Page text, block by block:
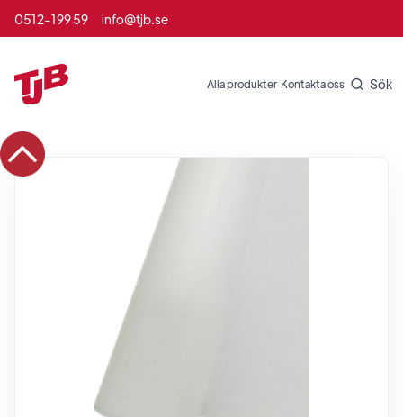
0512-199 59 info@tjb.se
Alla produkter Kontakta oss Sök